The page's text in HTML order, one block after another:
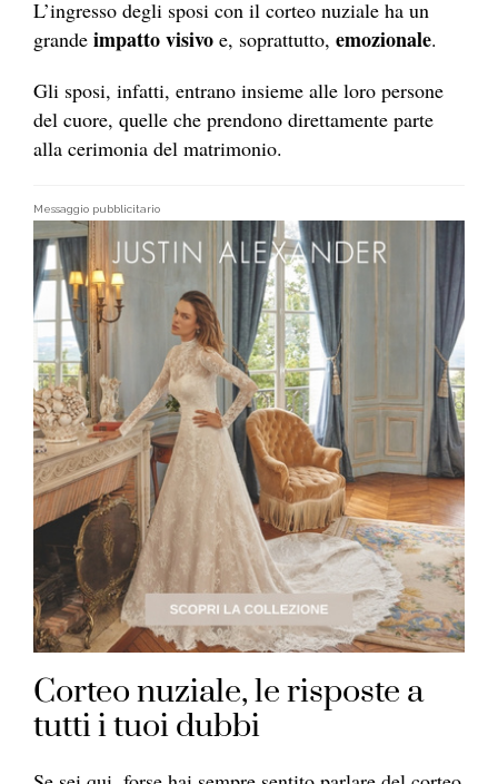
L’ingresso degli sposi con il corteo nuziale ha un
grande impatto visivo e, soprattutto, emozionale.
Gli sposi, infatti, entrano insieme alle loro persone
del cuore, quelle che prendono direttamente parte
alla cerimonia del matrimonio.
Messaggio pubblicitario
Corteo nuziale, le risposte a
tutti i tuoi dubbi